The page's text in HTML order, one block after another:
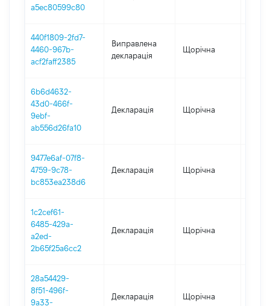
a5ec80599c80
440f1809-2fd7-
4460-967b-
acf2faff2385
Виправлена
декларація
Щорічна
6b6d4632-
43d0-466f-
9ebf-
ab556d26fa10
Декларація Щорічна
9477e6af-07f8-
4759-9c78-
bc853ea238d6
Декларація Щорічна
1c2cef61-
6485-429a-
a2ed-
2b65f25a6cc2
Декларація Щорічна
28a54429-
8f51-496f-
9a33-
Декларація Щорічна